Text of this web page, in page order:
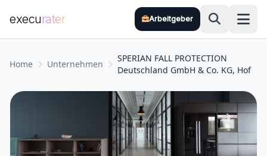
execurater Arbeitgeber
Home Unternehmen
SPERIAN FALL PROTECTION
Deutschland GmbH & Co. KG, Hof